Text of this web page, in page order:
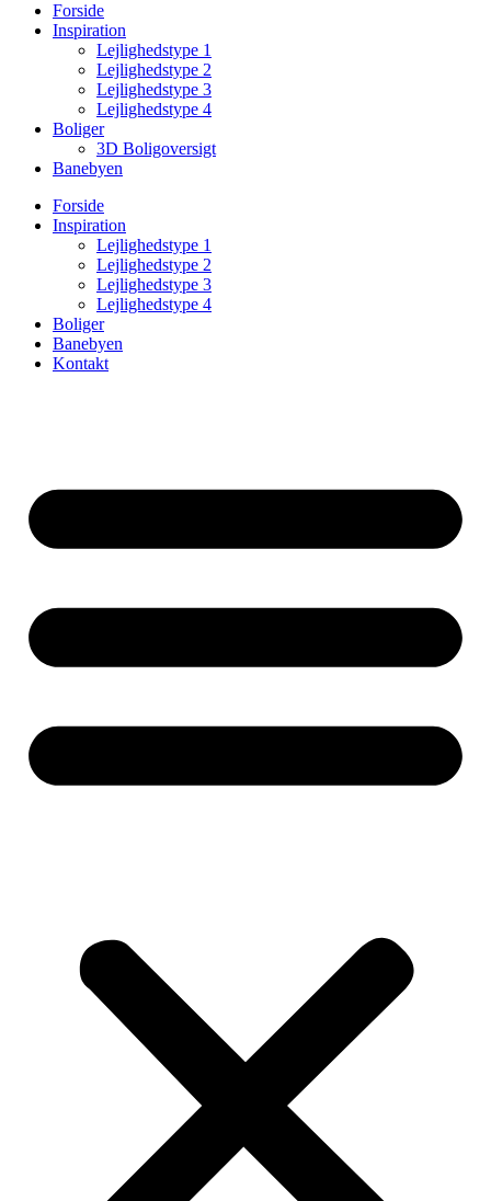
Forside
Inspiration
Lejlighedstype 1
Lejlighedstype 2
Lejlighedstype 3
Lejlighedstype 4
Boliger
3D Boligoversigt
Banebyen
Forside
Inspiration
Lejlighedstype 1
Lejlighedstype 2
Lejlighedstype 3
Lejlighedstype 4
Boliger
Banebyen
Kontakt